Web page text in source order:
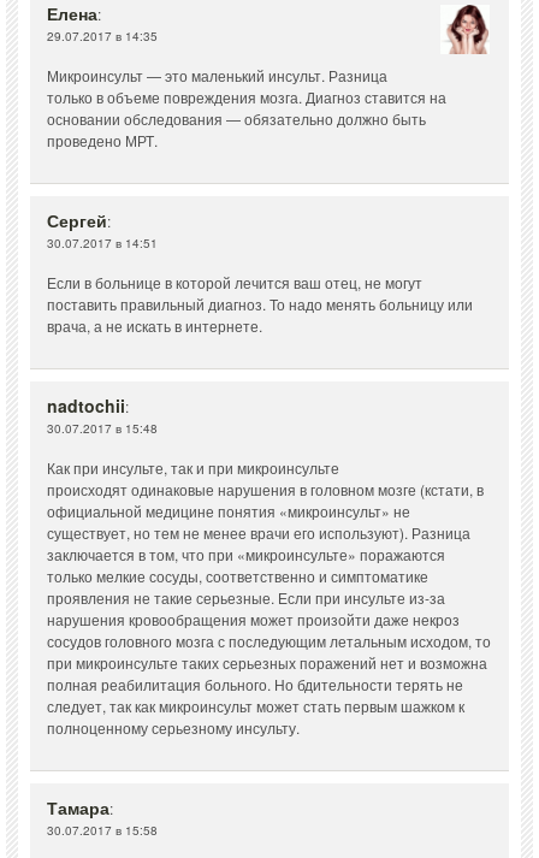
Елена:
29.07.2017 в 14:35
Микроинсульт — это маленький инсульт. Разница
только в объеме повреждения мозга. Диагноз ставится на
основании обследования — обязательно должно быть
проведено МРТ.
Сергей:
30.07.2017 в 14:51
Если в больнице в которой лечится ваш отец, не могут
поставить правильный диагноз. То надо менять больницу или
врача, а не искать в интернете.
nadtochii:
30.07.2017 в 15:48
Как при инсульте, так и при микроинсульте
происходят одинаковые нарушения в головном мозге (кстати, в
официальной медицине понятия «микроинсульт» не
существует, но тем не менее врачи его используют). Разница
заключается в том, что при «микроинсульте» поражаются
только мелкие сосуды, соответственно и симптоматике
проявления не такие серьезные. Если при инсульте из-за
нарушения кровообращения может произойти даже некроз
сосудов головного мозга с последующим летальным исходом, то
при микроинсульте таких серьезных поражений нет и возможна
полная реабилитация больного. Но бдительности терять не
следует, так как микроинсульт может стать первым шажком к
полноценному серьезному инсульту.
Тамара:
30.07.2017 в 15:58